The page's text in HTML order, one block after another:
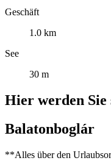
Geschäft
1.0 km
See
30 m
Hier werden Sie
Balatonboglár
**Alles über den